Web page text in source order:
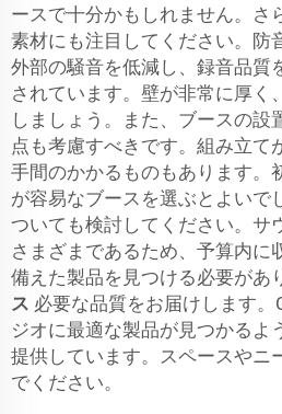
ースで十分かもしれません。さ
素材にも注目してください。防
外部の騒音を低減し、録音品質
されています。壁が非常に厚く
しましょう。また、ブースの設
点も考慮すべきです。組み立て
手間のかかるものもあります。
が容易なブースを選ぶとよいで
ついても検討してください。サ
さまざまであるため、予算内に
備えた製品を見つける必要があ
ス 必要な品質をお届けします。
ジオに最適な製品が見つかるよ
提供しています。スペースやニ
でください。